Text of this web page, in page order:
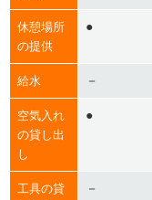
休憩場所
の提供
●
給水 －
空気入れ
の貸し出
し
●
工具の貸
－